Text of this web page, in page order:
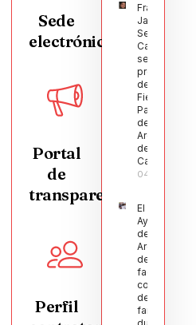
Sede
electrónica
Portal
de
transparencia
Perfil
Francisco
Javier
Segura
Castellanos
será el
pregonero
de las
Fiestas
Patronales
de
Argamasilla
de
Calatrava
04/08/2026
El
Ayuntamiento
de
Argamasilla
de Calatrava
facilita la
conciliación
de 200
familias